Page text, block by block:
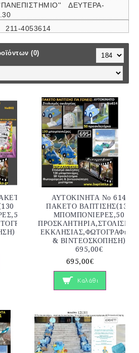
ΔΕΥΤΕΡΑ-
211-4053614
(0)
Νο802
ΑΥΤΟΚΙΝΗΤΑ Νο 614
ΠΑΚΕΤΟ ΒΑΠΤΙΣΗΣ(130
ΜΠΟΜΠΟΝΙΕΡΕΣ,50
ΕΚΚΛΗΣΙΑΣ,ΦΩΤΟΓΡΑΦηΣΗ
& ΒΙΝΤΕΟΣΚΟΠΗΣΗ)
695,00€
695,00€
Καλάθι